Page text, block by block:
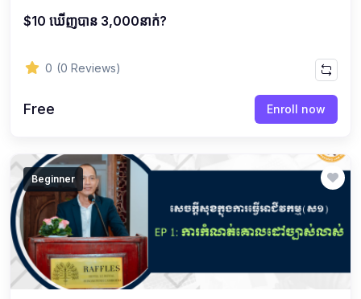
$10 ឃើញបាន 3,000នាក់?
0 (0 Reviews)
Free Enroll now
Beginner